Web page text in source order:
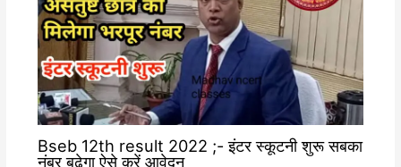
Bseb 12th result 2022 ;- इंटर स्कूटनी शुरू सबका
नंबर बढ़ेगा ऐसे करें आवेदन